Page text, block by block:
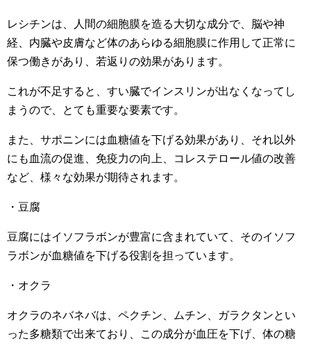
レシチンは、人間の細胞膜を造る大切な成分で、脳や神
経、内臓や皮膚など体のあらゆる細胞膜に作用して正常に
保つ働きがあり、若返りの効果があります。
これが不足すると、すい臓でインスリンが出なくなってし
まうので、とても重要な要素です。
また、サポニンには血糖値を下げる効果があり、それ以外
にも血流の促進、免疫力の向上、コレステロール値の改善
など、様々な効果が期待されます。
・豆腐
豆腐にはイソフラボンが豊富に含まれていて、そのイソフ
ラボンが血糖値を下げる役割を担っています。
・オクラ
オクラのネバネバは、ペクチン、ムチン、ガラクタンとい
った多糖類で出来ており、この成分が血圧を下げ、体の糖